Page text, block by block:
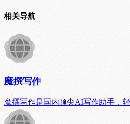
相关导航
魔撰写作
魔撰写作是国内顶尖AI写作助手，